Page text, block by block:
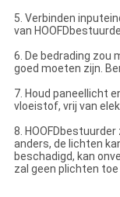
5. Verbinden
van
6. De bedrading zou
goed moeten zijn.
7. Houd paneellicht
vloeistof, vrij van
8.
anders, de lichten
beschadigd, kan
zal geen plichten